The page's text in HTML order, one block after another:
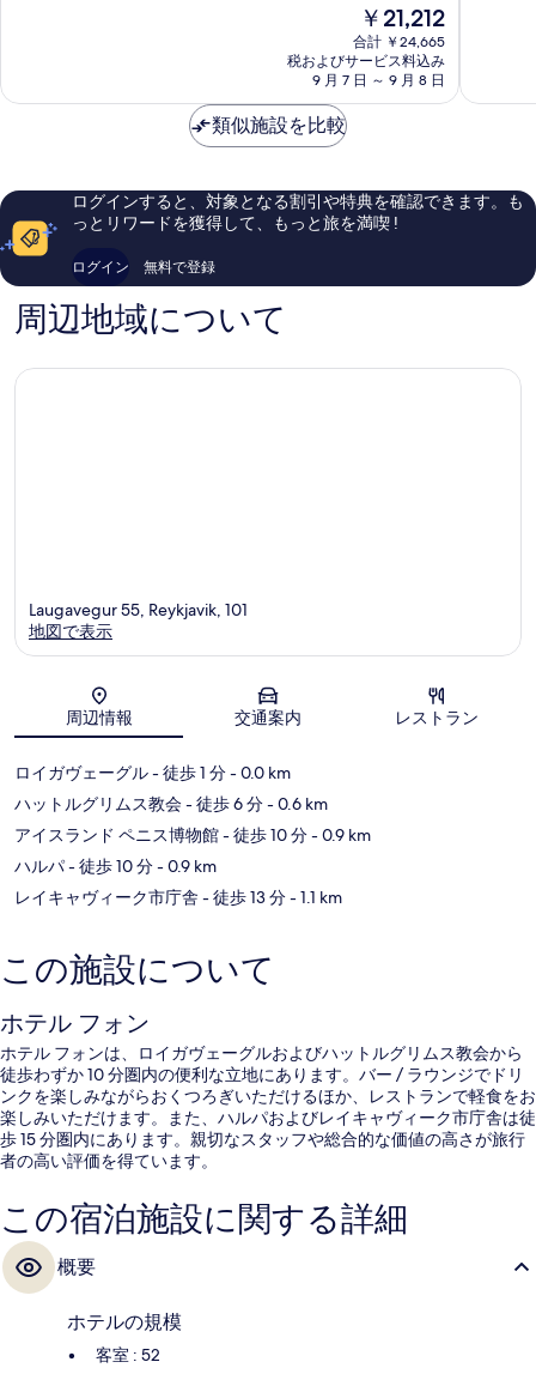
キ
ダ
ン
タ
ン
も
し
口
コ
575
件
の
口
現
在
の
料
金
￥21,212
合計 ￥24,665
税およびサービス料込み
9 月 7 日 ～ 9 月 8 日
ウ
ン
に
コ
ミ
ミ
類似施設を比較
ログインすると、対象となる割引や特典を確認できます。も
っとリワードを獲得して、もっと旅を満喫 !
ログイン 無料で登録
周辺地域について
地図
Laugavegur 55, Reykjavik, 101
地図で表示
周辺情報 交通案内 レストラン
ロイガヴェーグル- 徒歩 1 分- 0.0 km
ハットルグリムス教会- 徒歩 6 分- 0.6 km
アイスランド ペニス博物館- 徒歩 10 分- 0.9 km
ハルパ- 徒歩 10 分- 0.9 km
レイキャヴィーク市庁舎 - 徒歩 13 分- 1.1 km
この施設について
ホテル フォン
ホテル フォンは、ロイガヴェーグルおよびハットルグリムス教会から
徒歩わずか 10 分圏内の便利な立地にあります。バー / ラウンジでドリ
ンクを楽しみながらおくつろぎいただけるほか、レストランで軽食をお
楽しみいただけます。また、ハルパおよびレイキャヴィーク市庁舎は徒
歩 15 分圏内にあります。親切なスタッフや総合的な価値の高さが旅行
者の高い評価を得ています。
この宿泊施設に関する詳細
概要
ホテルの規模
客室 : 52